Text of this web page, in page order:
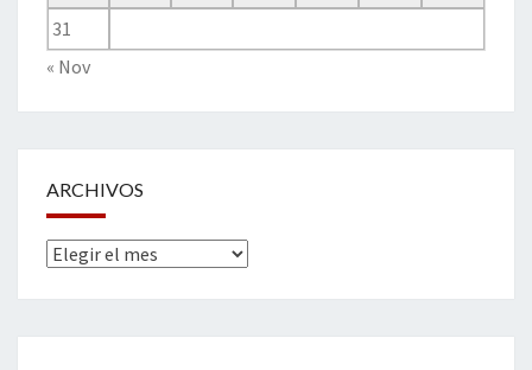
31
« Nov
ARCHIVOS
Archivos